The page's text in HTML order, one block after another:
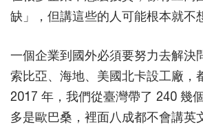
缺」，但講這些的人可能根本就不
一個企業到國外必須要努力去解決
索比亞、海地、美國北卡設工廠，
2017 年，我們從臺灣帶了 240 幾
多是歐巴桑，裡面八成都不會講英